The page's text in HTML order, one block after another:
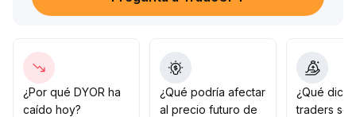
Si se produce una ruptura con aumento de volumen por
encima de la resistencia, se puede considerar aumentar
posiciones largas tras confirmación de retroceso,
ajustando dinámicamente el stop loss hacia arriba; si se
¿Por qué DYOR ha
caído hoy?
¿Qué podría afectar
al precio futuro de
¿Qué
traders